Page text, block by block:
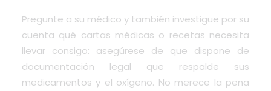
Pregunte a su médico y también investigue por su
cuenta qué cartas médicas o recetas necesita
llevar consigo: asegúrese de que dispone de
documentación legal que respalde sus
medicamentos y el oxígeno. No merece la pena